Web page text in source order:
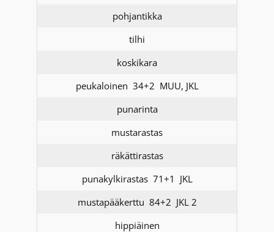
pohjantikka
tilhi
koskikara
peukaloinen 34+2 MUU, JKL
punarinta
mustarastas
räkättirastas
punakylkirastas 71+1 JKL
mustapääkerttu 84+2 JKL 2
hippiäinen